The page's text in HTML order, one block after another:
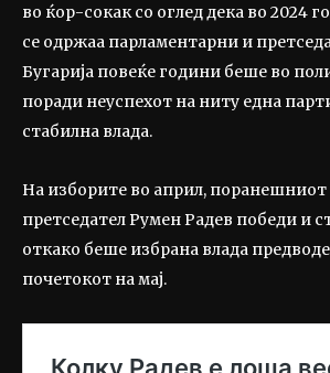
во ќор-сокак со оглед дека во 2024
се одржаа парламентарни и
Бугарија повеќе години беше во
поради неуспехот на ниту една
стабилна влада.
На изборите во април, поранешниот
претседател Румен Радев победи и
откако беше избрана влада
почетокот на мај.